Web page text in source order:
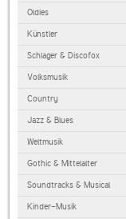
Oldies
Künstler
Schlager & Discofox
Volksmusik
Country
Jazz & Blues
Weltmusik
Gothic & Mittelalter
Soundtracks & Musical
Kinder-Musik